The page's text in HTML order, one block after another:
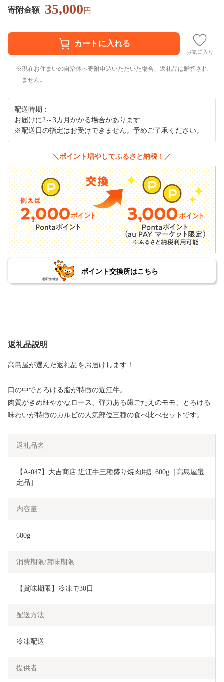
寄附金額 35,000円
お気に入り
現在お住まいの自治体へ寄附申込いただいた場合、返礼品は贈答され
ません。
配送時期：
お届けに2～3カ月かかる場合があります
※配送日の指定はお受けできません。予めご了承ください。
＼ポイント増やしてふるさと納税！／
ポイント交換所はこちら
返礼品説明
高島屋が選んだ返礼品をお届けします！
口の中でとろける脂が特徴の近江牛。
肉質がきめ細やかなロース、弾力ある歯ごたえのモモ、とろける
味わいが特徴のカルビの人気部位三種の食べ比べセットです。
返礼品名
【A-047】大吉商店 近江牛三種盛り焼肉用計600g［高島屋選
定品］
内容量
600g
消費期限/賞味期限
【賞味期限】冷凍で30日
配送方法
冷凍配送
提供者